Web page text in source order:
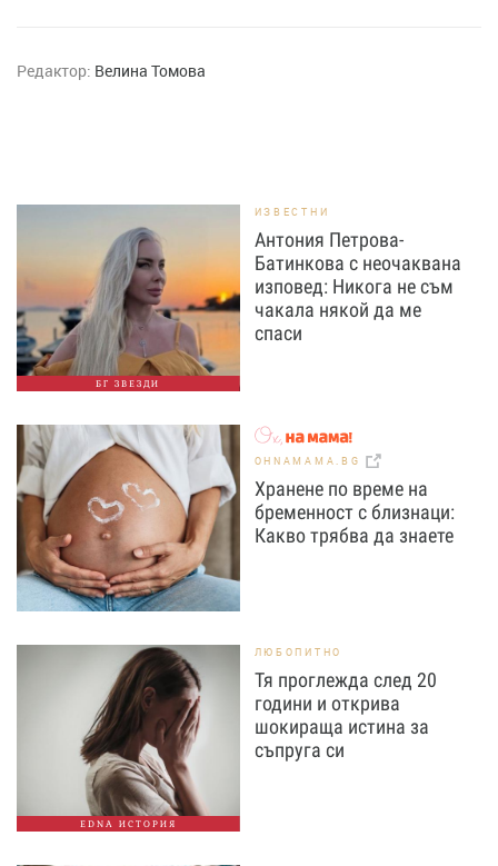
Редактор: Велина Томова
БГ ЗВЕЗДИ
ИЗВЕСТНИ
Антония Петрова-
Батинкова с неочаквана
изповед: Никога не съм
чакала някой да ме
спаси
OHNAMAMA.BG
Хранене по време на
бременност с близнаци:
Какво трябва да знаете
EDNA ИСТОРИЯ
ЛЮБОПИТНО
Тя проглежда след 20
години и открива
шокираща истина за
съпруга си